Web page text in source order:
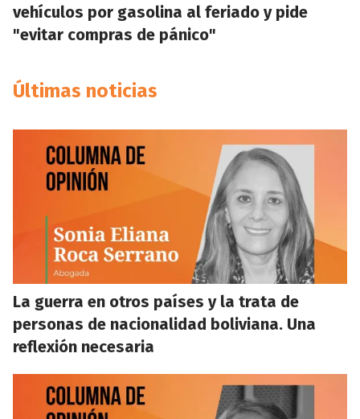
vehículos por gasolina al feriado y pide
"evitar compras de pánico"
Últimas noticias
La guerra en otros países y la trata de
personas de nacionalidad boliviana. Una
reflexión necesaria